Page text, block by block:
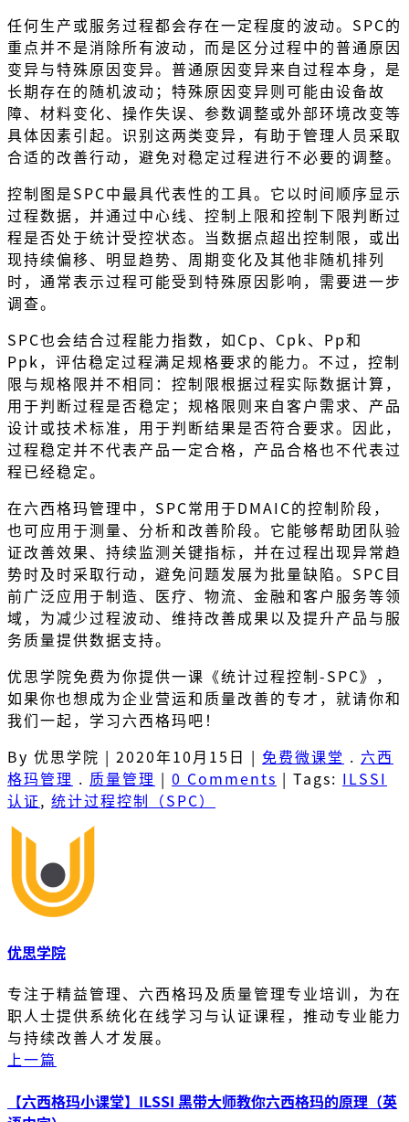
任何生产或服务过程都会存在一定程度的波动。SPC的
重点并不是消除所有波动，而是区分过程中的普通原因
变异与特殊原因变异。普通原因变异来自过程本身，是
长期存在的随机波动；特殊原因变异则可能由设备故
障、材料变化、操作失误、参数调整或外部环境改变等
具体因素引起。识别这两类变异，有助于管理人员采取
合适的改善行动，避免对稳定过程进行不必要的调整。
控制图是SPC中最具代表性的工具。它以时间顺序显示
过程数据，并通过中心线、控制上限和控制下限判断过
程是否处于统计受控状态。当数据点超出控制限，或出
现持续偏移、明显趋势、周期变化及其他非随机排列
时，通常表示过程可能受到特殊原因影响，需要进一步
调查。
SPC也会结合过程能力指数，如Cp、Cpk、Pp和
Ppk，评估稳定过程满足规格要求的能力。不过，控制
限与规格限并不相同：控制限根据过程实际数据计算，
用于判断过程是否稳定；规格限则来自客户需求、产品
设计或技术标准，用于判断结果是否符合要求。因此，
过程稳定并不代表产品一定合格，产品合格也不代表过
程已经稳定。
在六西格玛管理中，SPC常用于DMAIC的控制阶段，
也可应用于测量、分析和改善阶段。它能够帮助团队验
证改善效果、持续监测关键指标，并在过程出现异常趋
势时及时采取行动，避免问题发展为批量缺陷。SPC目
前广泛应用于制造、医疗、物流、金融和客户服务等领
域，为减少过程波动、维持改善成果以及提升产品与服
务质量提供数据支持。
优思学院免费为你提供一课《统计过程控制-SPC》，
如果你也想成为企业营运和质量改善的专才，就请你和
我们一起，学习六西格玛吧！
By 优思学院 | 2020年10月15日 | 免费微课堂 . 六西
格玛管理 . 质量管理 | 0 Comments | Tags: ILSSI
认证, 统计过程控制（SPC）
优思学院
专注于精益管理、六西格玛及质量管理专业培训，为在
职人士提供系统化在线学习与认证课程，推动专业能力
与持续改善人才发展。
上一篇
【六西格玛小课堂】ILSSI 黑带大师教你六西格玛的原理（英